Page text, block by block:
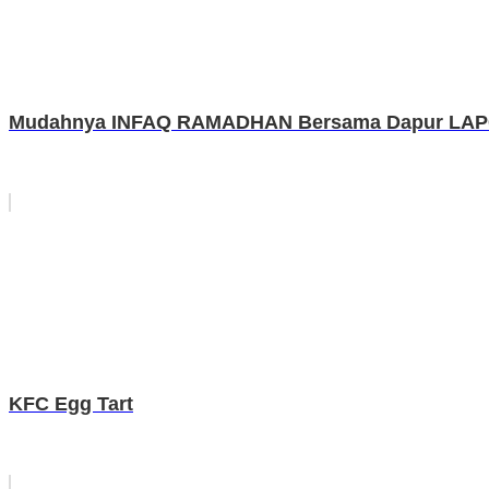
Mudahnya INFAQ RAMADHAN Bersama Dapur
KFC Egg Tart